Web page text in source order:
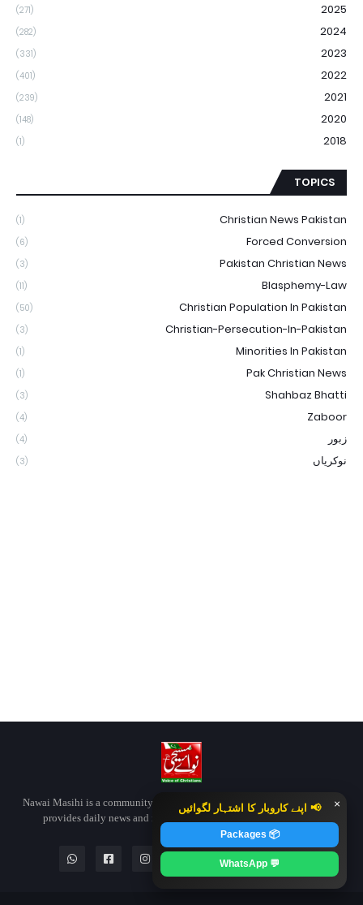
× 📢 اپنے کاروبار کا اشتہار لگوائیں
📦 Packages
💬 WhatsApp
2025
(271)
2024
(282)
2023
(331)
2022
(401)
2021
(239)
2020
(148)
2018
(1)
TOPICS
Christian News Pakistan
(1)
Forced Conversion
(6)
Pakistan Christian News
(3)
Blasphemy-Law
(11)
Christian Population In Pakistan
(50)
Christian-Persecution-In-Pakistan
(3)
Minorities In Pakistan
(1)
Pak Christian News
(1)
Shahbaz Bhatti
(3)
Zaboor
(4)
زبور (4)
نوکریاں (3)
Nawai Masihi is a community-based informal digital media platform that
provides daily news and information about Pakistani Christians